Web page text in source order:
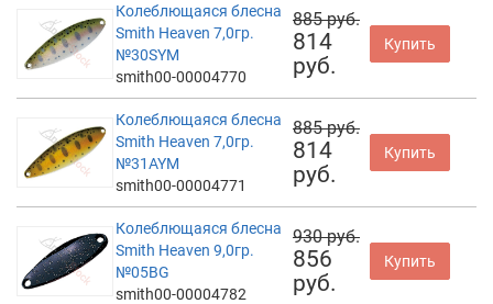
Колеблющаяся блесна
Smith Heaven 7,0гр.
№30SYM
smith00-00004770
885 руб.
814
руб.
Купить
Колеблющаяся блесна
Smith Heaven 7,0гр.
№31AYM
smith00-00004771
885 руб.
814
руб.
Купить
Колеблющаяся блесна
Smith Heaven 9,0гр.
№05BG
smith00-00004782
930 руб.
856
руб.
Купить